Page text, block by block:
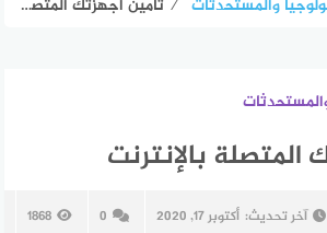
والمستحدثات ⁄ تأمين أجهزتك المتصلة بالإنترنت
المتصلة بالإنترنت
آخر تحديث: أكتوبر 17, 2020 0
1868